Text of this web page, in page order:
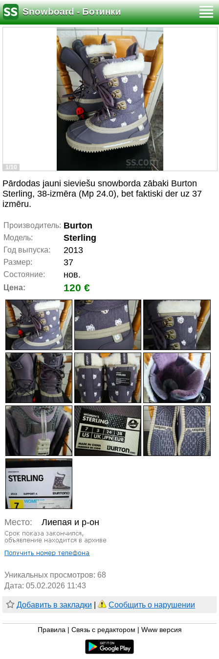
Snowboard - Ботинки
1/10
Pārdodas jauni sieviešu snowborda zābaki Burton
Sterling, 38-izmēra (Mp 24.0), bet faktiski der uz 37
izmēru.
Производитель: Burton
Модель: Sterling
Год выпуска: 2013
Размер: 37
Состояние: нов.
Цена: 120 €
Место: Лиепая и р-он
Уникальных просмотров: 68
Дата: 05.02.2026 11:43
Добавить в закладки Сообщить о нарушении
Правила Связь с редактором Www версия